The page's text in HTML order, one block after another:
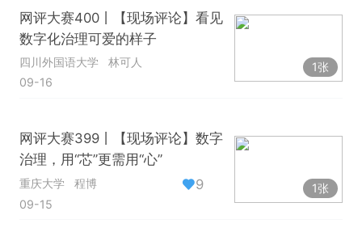
网评大赛400丨【现场评论】看见
数字化治理可爱的样子
四川外国语大学
林可人
09-16
1张
网评大赛399丨【现场评论】数字
治理，用“芯”更需用“心”
重庆大学 程博 9
09-15
1张